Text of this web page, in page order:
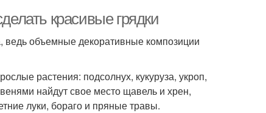
красивые грядки
объемные декоративные композиции
растения: подсолнух, кукуруза, укроп,
найдут свое место щавель и хрен,
луки, бораго и пряные травы.